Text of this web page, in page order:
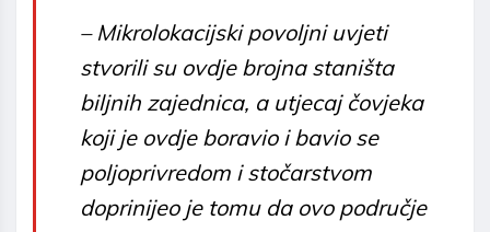
– Mikrolokacijski povoljni uvjeti
stvorili su ovdje brojna staništa
biljnih zajednica, a utjecaj čovjeka
koji je ovdje boravio i bavio se
poljoprivredom i stočarstvom
doprinijeo je tomu da ovo područje